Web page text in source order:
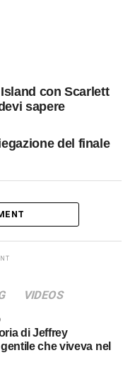
con Scarlett
sapere
del finale
VIDEOS
che viveva nel